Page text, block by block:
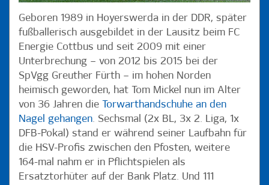
Geboren 1989 in Hoyerswerda in der DDR, später
fußballerisch ausgebildet in der Lausitz beim FC
Energie Cottbus und seit 2009 mit einer
Unterbrechung – von 2012 bis 2015 bei der
SpVgg Greuther Fürth – im hohen Norden
heimisch geworden, hat Tom Mickel nun im Alter
von 36 Jahren die
Torwarthandschuhe an den
Nagel gehangen. Sechsmal (2x BL, 3x 2. Liga, 1x
DFB-Pokal) stand er während seiner Laufbahn für
die HSV-Profis zwischen den Pfosten, weitere
164-mal nahm er in Pflichtspielen als
Ersatztorhüter auf der Bank Platz. Und 111